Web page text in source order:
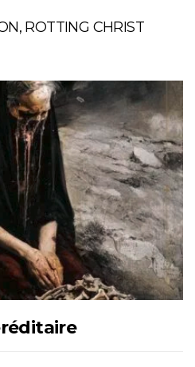
ROTTING CHRIST